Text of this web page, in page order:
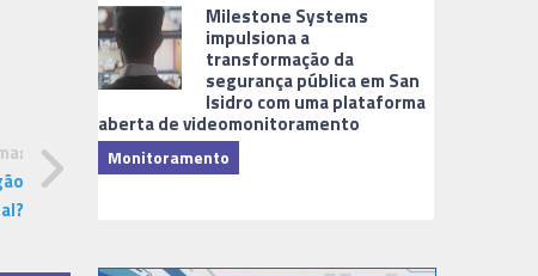
Milestone Systems
impulsiona a
transformação da
segurança pública em San
Isidro com uma plataforma
aberta de videomonitoramento
Monitoramento